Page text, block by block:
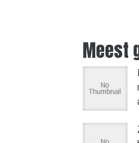
Meest